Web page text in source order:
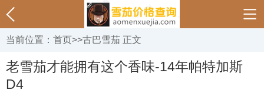
当前位置： 首页>>古巴雪茄 正文
老雪茄才能拥有这个香味-14年帕特加斯
D4